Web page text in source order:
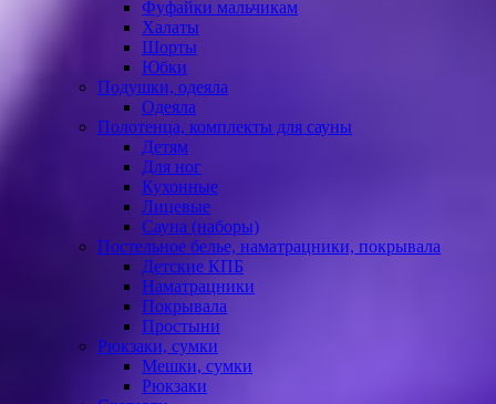
Фуфайки мальчикам
Халаты
Шорты
Юбки
Подушки, одеяла
Одеяла
Полотенца, комплекты для сауны
Детям
Для ног
Кухонные
Лицевые
Сауна (наборы)
Постельное белье, наматрацники, покрывала
Детские КПБ
Наматрацники
Покрывала
Простыни
Рюкзаки, сумки
Мешки, сумки
Рюкзаки